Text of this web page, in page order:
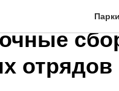
отрядов